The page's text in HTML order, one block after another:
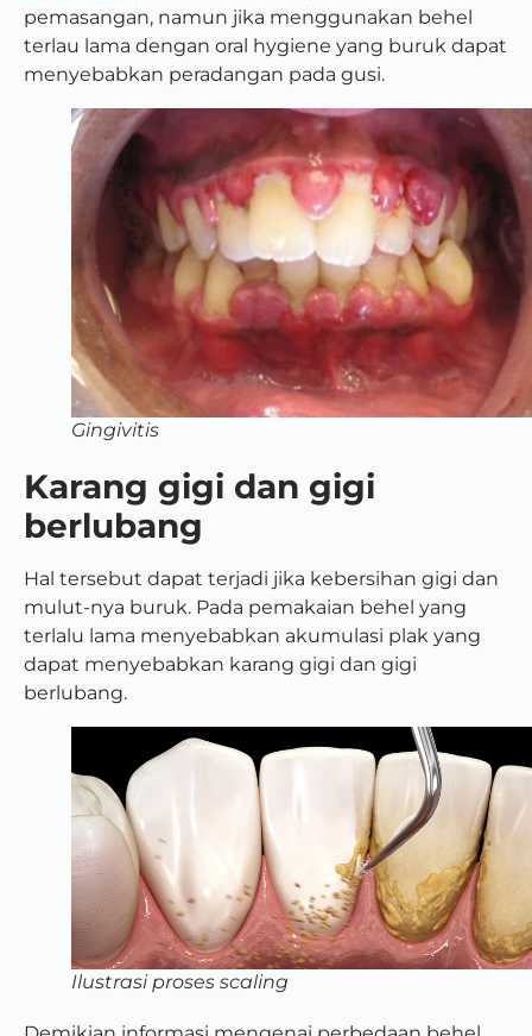
pemasangan, namun jika menggunakan behel
terlau lama dengan oral hygiene yang buruk dapat
menyebabkan peradangan pada gusi.
Gingivitis
Karang gigi dan gigi
berlubang
Hal tersebut dapat terjadi jika kebersihan gigi dan
mulut-nya buruk. Pada pemakaian behel yang
terlalu lama menyebabkan akumulasi plak yang
dapat menyebabkan karang gigi dan gigi
berlubang.
Ilustrasi proses scaling